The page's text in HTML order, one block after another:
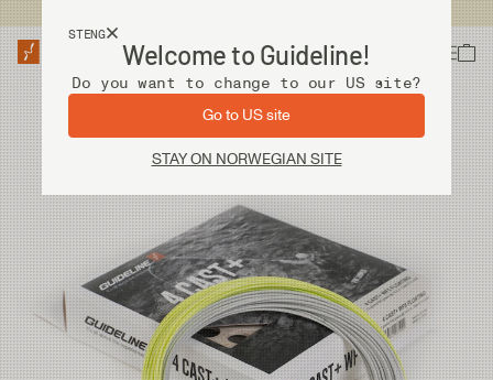
STENG
Welcome to Guideline!
Do you want to change to our US site?
Go to US site
STAY ON NORWEGIAN SITE